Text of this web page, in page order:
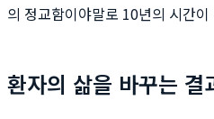
의 정교함이야말로 10년의 시간
환자의 삶을 바꾸는 결